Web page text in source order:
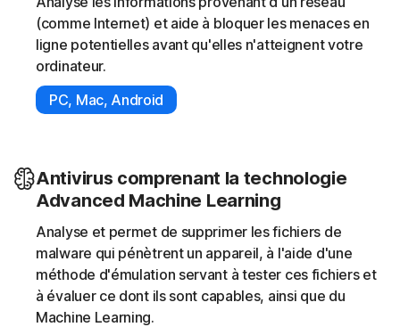
(comme Internet) et aide à bloquer les menaces en
ligne potentielles avant qu'elles n'atteignent votre
ordinateur.
PC, Mac, Android
Antivirus comprenant la technologie
Advanced Machine Learning
Analyse et permet de supprimer les fichiers de
malware qui pénètrent un appareil, à l'aide d'une
méthode d'émulation servant à tester ces fichiers et
à évaluer ce dont ils sont capables, ainsi que du
Machine Learning.